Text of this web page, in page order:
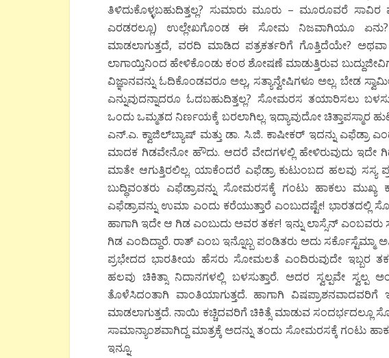
ತಿಳಿದುಕೊಳ್ಳಬಹುದಿತ್ತಲ್ಲ? ಸುಮಾರು ಮೂರು – ಮೂರೂವರೆ ಸಾವಿರ
ಎರಡರಲ್ಲೂ) ಉಲ್ಲೇಖಗೊಂಡ ಈ ಸೋಮ ನಿಜವಾಗಿಯೂ
ಮಾಡಲಾಗುತ್ತದೆ, ವರದಿ ಮಾಡಿದ ಪತ್ರಕರ್ತರಿಗೆ ಗೊತ್ತಿದೆಯೇ?
ಲಾಗಾಯ್ತಿನಿಂದ ಹೇಳಿಕೊಂಡು ಕಂಠ ಶೋಷಣೆ ಮಾಡುತ್ತಿರುವ
ವಿಜ್ಞಾನವನ್ನು ಓದಿಕೊಂಡವರೂ ಅಲ್ಲ, ಸತ್ಯಾನ್ವೇಷಿಗಳೂ ಅಲ್ಲ. ಬೇಡ
ಎನ್ನುವುದನ್ನಾದರೂ ಓದಬಹುದಿತ್ತಲ್ಲ? ಸೋಮರಸ ತಯಾರಿಸಲು
ಒಂದು ಒಮ್ಮತದ ನಿರ್ಣಯಕ್ಕೆ ಬರಲಾಗಿಲ್ಲ. ಇದ್ಯಾವುದೋ ಚಿತ್ತಾಪಸ್ಮಾರ
ಎನ್.ಎ. ಕ್ವಾಜಿಲ್‍ಬ್ಯಾಷ್ ಮತ್ತು ಡಾ. ಸಿ.ಜಿ. ಕಾಷೀಕರ್ ಇದನ್ನು ಎಫೆಡ್ರಾ
ಮಾದಕ ಗಿಡವೇನೋ ಹೌದು. ಆದರೆ ವೇದಗಳಲ್ಲಿ ಹೇಳಿರುವುದು ಇದೇ
ಮಾತೇ ಆಗುತ್ತಿರಲಿಲ್ಲ. ಯಾಕೆಂದರೆ ಎಫೆಡ್ರಾ ಕುಟುಂಬದ ಹಲವು ಸಸ್ಯ
ಬುದ್ಧಿವಂತರು ಎಫೆಡ್ರಾವನ್ನು ಸೋಮರಸಕ್ಕೆ ಗಂಟು ಹಾಕಲು ಮುಖ್ಯ
ಎಫೆಡ್ರಾವನ್ನು ಉಮಾ ಎಂದು ಕರೆಯುತ್ತಾರೆ ಎಂಬುದಷ್ಟೇ!
ಹಾಗಾಗಿ ಇದೇ ಆ ಗಿಡ ಎಂಬುದು ಅವರ ತರ್ಕ! ಇನ್ನು ಲಾಸ್ಸೆನ್
ಗಿಡ ಎಂದಿದ್ದಾರೆ. ರಾತ್ ಎಂಬ ಇನ್ನೊಬ್ಬ ಪಂಡಿತರು ಅದು
ಪ್ರಭೇದದ ಭಾರತೀಯ ಹೆಸರು ಸೋಮಲತೆ ಎಂದಿರುವುದೇ ಇಬ್ಬರ
ಹಲವು ಚಿಕಿತ್ಸಾ ನಿದಾನಗಳಲ್ಲಿ ಬಳಸುತ್ತಾರೆ. ಅದರ ಸ್ವಲ್ಪವೇ
ತೊಳೆಸಿದಂತಾಗಿ ವಾಂತಿಯಾಗುತ್ತದೆ. ಹಾಗಾಗಿ
ಮಾಡಲಾಗುತ್ತದೆ. ನಾಯಿ ಕಚ್ಚಿದವರಿಗೆ ಚಿಕಿತ್ಸೆ ಮಾಡುವ
ಸಾಮಾನ್ಯಾಂಶವಾಗಿದ್ದ ಮಾತ್ರಕ್ಕೆ ಅದನ್ನು ತಂದು ಸೋಮರಸಕ್ಕೆ ಗಂಟು
ಇನ್ನೂ.